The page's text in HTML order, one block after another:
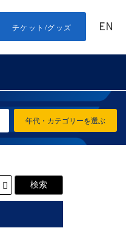
チケット/グッズ EN
年代・カテゴリーを選ぶ